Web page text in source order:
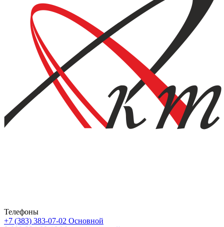
Телефоны
+7 (383) 383-07-02 Основной